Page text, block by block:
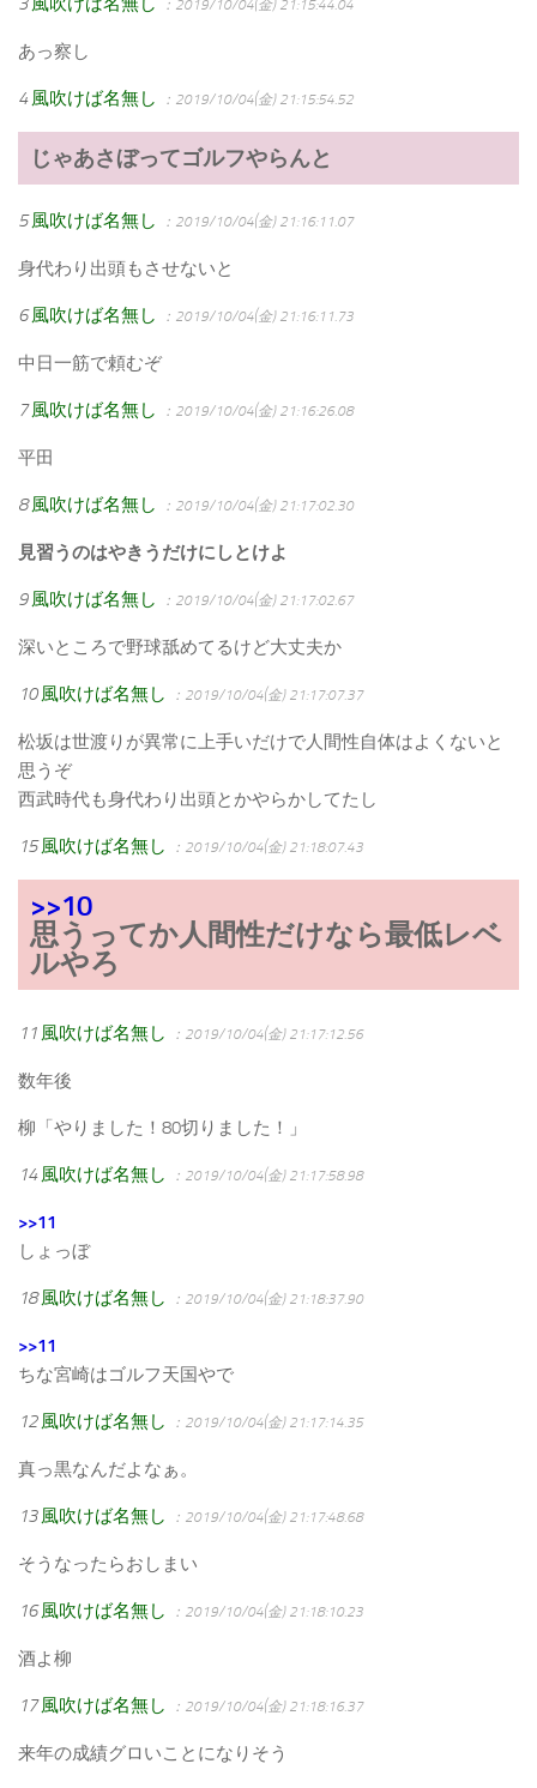
：2019/10/04(金) 21:15:44.04
あっ察し
4 風吹けば名無し ：2019/10/04(金) 21:15:54.52
じゃあさぼってゴルフやらんと
5 風吹けば名無し ：2019/10/04(金) 21:16:11.07
身代わり出頭もさせないと
6 風吹けば名無し ：2019/10/04(金) 21:16:11.73
中日一筋で頼むぞ
7 風吹けば名無し ：2019/10/04(金) 21:16:26.08
平田
8 風吹けば名無し ：2019/10/04(金) 21:17:02.30
見習うのはやきうだけにしとけよ
9 風吹けば名無し ：2019/10/04(金) 21:17:02.67
深いところで野球舐めてるけど大丈夫か
10 風吹けば名無し ：2019/10/04(金) 21:17:07.37
松坂は世渡りが異常に上手いだけで人間性自体はよくないと
思うぞ
西武時代も身代わり出頭とかやらかしてたし
15 風吹けば名無し ：2019/10/04(金) 21:18:07.43
>>10
思うってか人間性だけなら最低レベ
ルやろ
11 風吹けば名無し ：2019/10/04(金) 21:17:12.56
数年後
柳「やりました！80切りました！」
14 風吹けば名無し ：2019/10/04(金) 21:17:58.98
>>11
しょっぼ
18 風吹けば名無し ：2019/10/04(金) 21:18:37.90
>>11
ちな宮崎はゴルフ天国やで
12 風吹けば名無し ：2019/10/04(金) 21:17:14.35
真っ黒なんだよなぁ。
13 風吹けば名無し ：2019/10/04(金) 21:17:48.68
そうなったらおしまい
16 風吹けば名無し ：2019/10/04(金) 21:18:10.23
酒よ柳
17 風吹けば名無し ：2019/10/04(金) 21:18:16.37
来年の成績グロいことになりそう